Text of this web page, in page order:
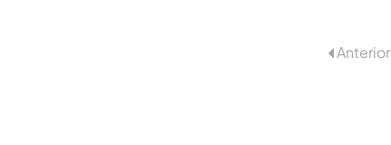
Anterior